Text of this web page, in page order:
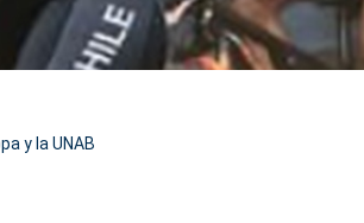
y la UNAB